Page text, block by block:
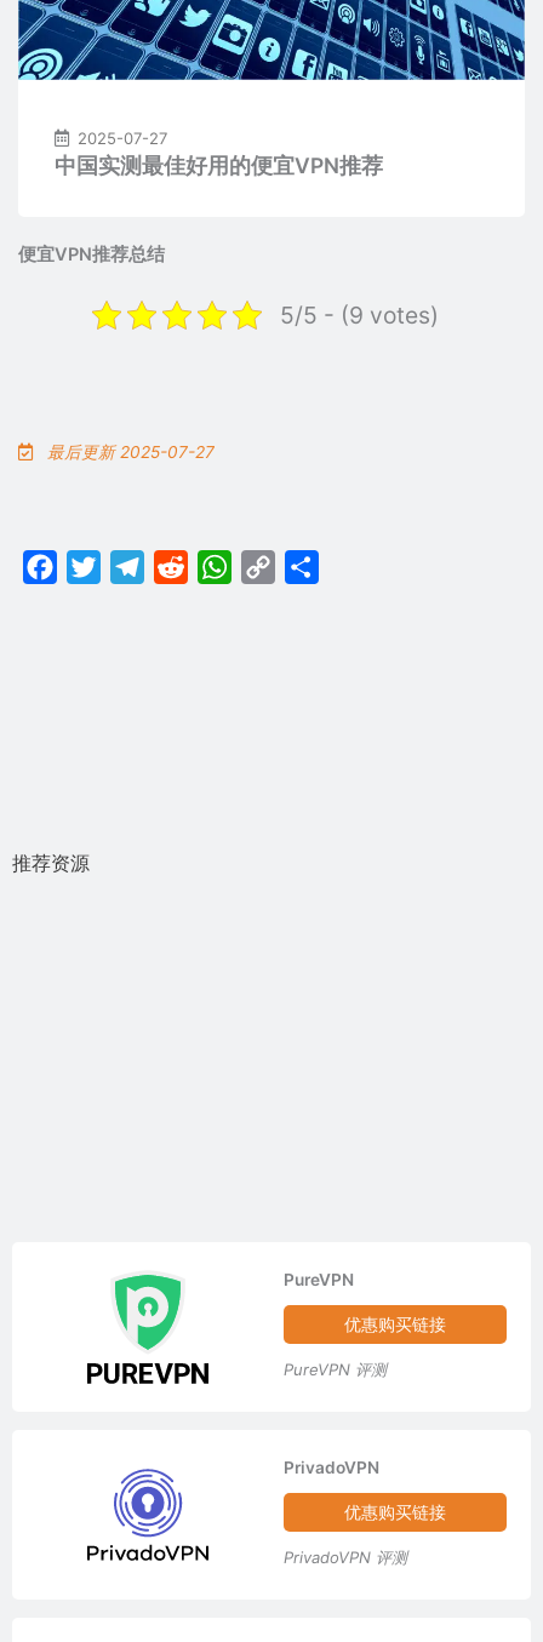
2025-07-27
中国实测最佳好用的便宜VPN推荐
便宜VPN推荐总结
5/5 - (9 votes)
最后更新 2025-07-27
FacebookTwitterTelegram
RedditWhatsApp
Copy
推荐资源
PureVPN
优惠购买链接
PureVPN 评测
PrivadoVPN
优惠购买链接
PrivadoVPN 评测